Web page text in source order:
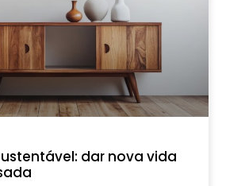
dar nova vida